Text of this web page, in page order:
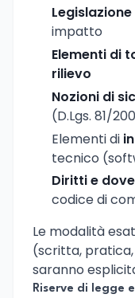
impatto
Elementi di
rilievo
Nozioni di
(D.Lgs. 81/
Elementi di
tecnico
Diritti e
codice di
Le modalità
(scritta,
saranno
Riserve di legge